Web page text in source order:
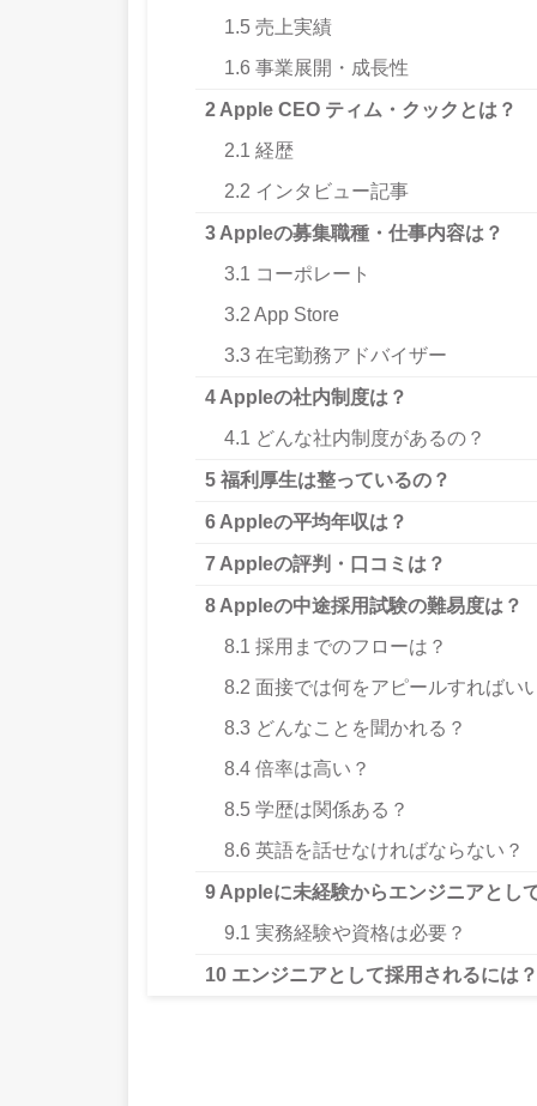
1.5 売上実績
1.6 事業展開・成長性
2 Apple CEO ティム・クックとは？
2.1 経歴
2.2 インタビュー記事
3 Appleの募集職種・仕事内容は？
3.1 コーポレート
3.2 App Store
3.3 在宅勤務アドバイザー
4 Appleの社内制度は？
4.1 どんな社内制度があるの？
5 福利厚生は整っているの？
6 Appleの平均年収は？
7 Appleの評判・口コミは？
8 Appleの中途採用試験の難易度は？
8.1 採用までのフローは？
8.2 面接では何をアピールすればい
8.3 どんなことを聞かれる？
8.4 倍率は高い？
8.5 学歴は関係ある？
8.6 英語を話せなければならない？
9 Appleに未経験からエンジニアとし
9.1 実務経験や資格は必要？
10 エンジニアとして採用されるには？